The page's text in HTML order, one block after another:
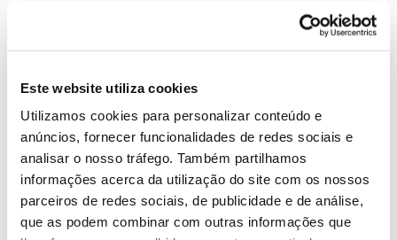
Este website utiliza cookies
Utilizamos cookies para personalizar conteúdo e
anúncios, fornecer funcionalidades de redes sociais e
analisar o nosso tráfego. Também partilhamos
informações acerca da utilização do site com os nossos
parceiros de redes sociais, de publicidade e de análise,
que as podem combinar com outras informações que
dos recursos naturais e da biodiversidade no mundo.
A efeméride é comemorada em mais de 190 países
(incluindo em Portugal).
13.07.2026
Genoma do priolo e de outras espécies em risco:
conhecer para conservar